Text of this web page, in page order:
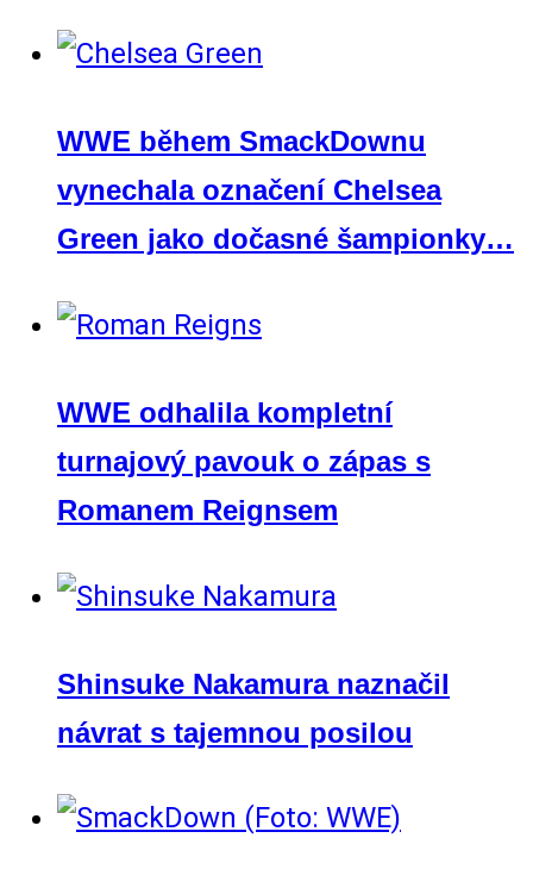
WWE během SmackDownu
vynechala označení Chelsea
Green jako dočasné šampionky…
WWE odhalila kompletní
turnajový pavouk o zápas s
Romanem Reignsem
Shinsuke Nakamura naznačil
návrat s tajemnou posilou